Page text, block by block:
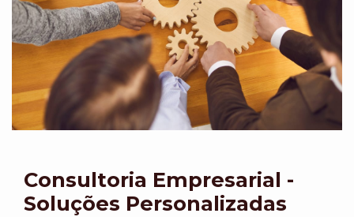
Consultoria Empresarial -
Soluções Personalizadas